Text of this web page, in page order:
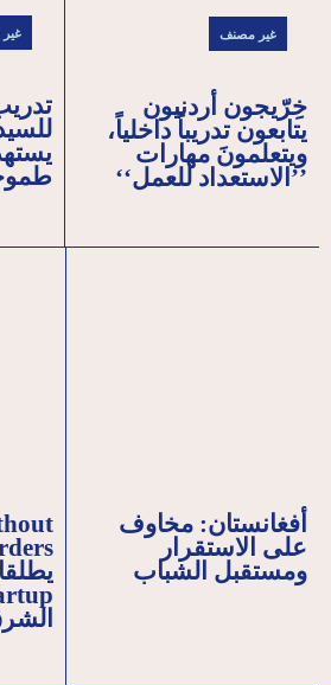
غير مصنف
خِرّيجون أردنيون
يتابعون تدريباً داخلياً،
ويتعلمونَ مهارات
’’الاستعداد للعمل‘‘
أفغانستان: مخاوف
على الاستقرار
ومستقبل الشباب